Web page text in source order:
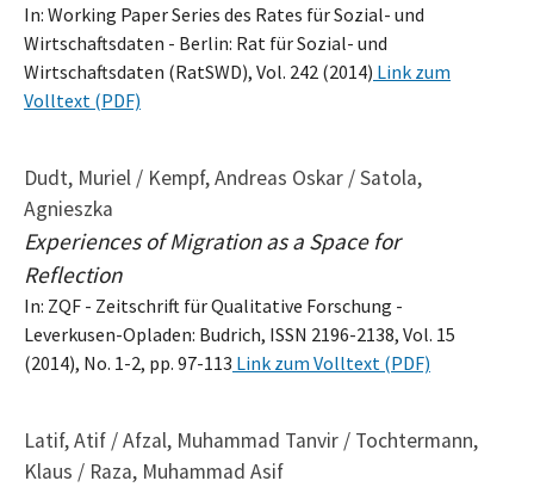
In: Working Paper Series des Rates für Sozial- und
Wirtschaftsdaten - Berlin: Rat für Sozial- und
Wirtschaftsdaten (RatSWD), Vol. 242 (2014) Link zum
Volltext (PDF)
Dudt, Muriel / Kempf, Andreas Oskar / Satola,
Agnieszka
Experiences of Migration as a Space for
Reflection
In: ZQF - Zeitschrift für Qualitative Forschung -
Leverkusen-Opladen: Budrich, ISSN 2196-2138, Vol. 15
(2014), No. 1-2, pp. 97-113 Link zum Volltext (PDF)
Latif, Atif / Afzal, Muhammad Tanvir / Tochtermann,
Klaus / Raza, Muhammad Asif